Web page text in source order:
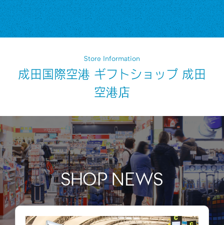
Store Information
成田国際空港 ギフトショップ 成田
空港店
SHOP NEWS